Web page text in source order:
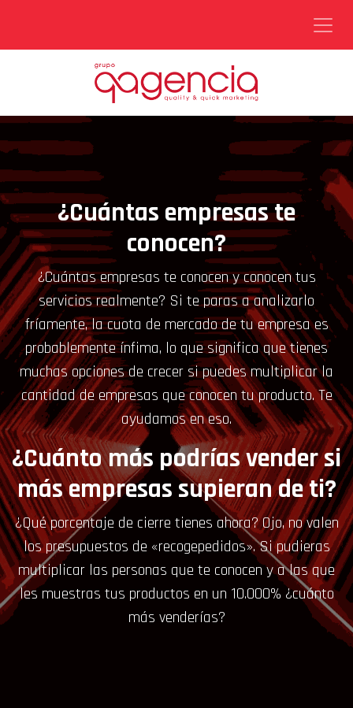
¿Cuántas empresas te
conocen?
¿Cuántas empresas te conocen y conocen tus
servicios realmente? Si te paras a analizarlo
fríamente, la cuota de mercado de tu empresa es
probablemente ínfima, lo que significa que tienes
muchas opciones de crecer si puedes multiplicar la
cantidad de empresas que conocen tu producto. Te
ayudamos en eso.
¿Cuánto más podrías vender si
más empresas supieran de ti?
¿Qué porcentaje de cierre tienes ahora? Ojo, no valen
los presupuestos de «recogepedidos». Si pudieras
multiplicar las personas que te conocen y a las que
les muestras tus productos en un 10.000% ¿cuánto
más venderías?